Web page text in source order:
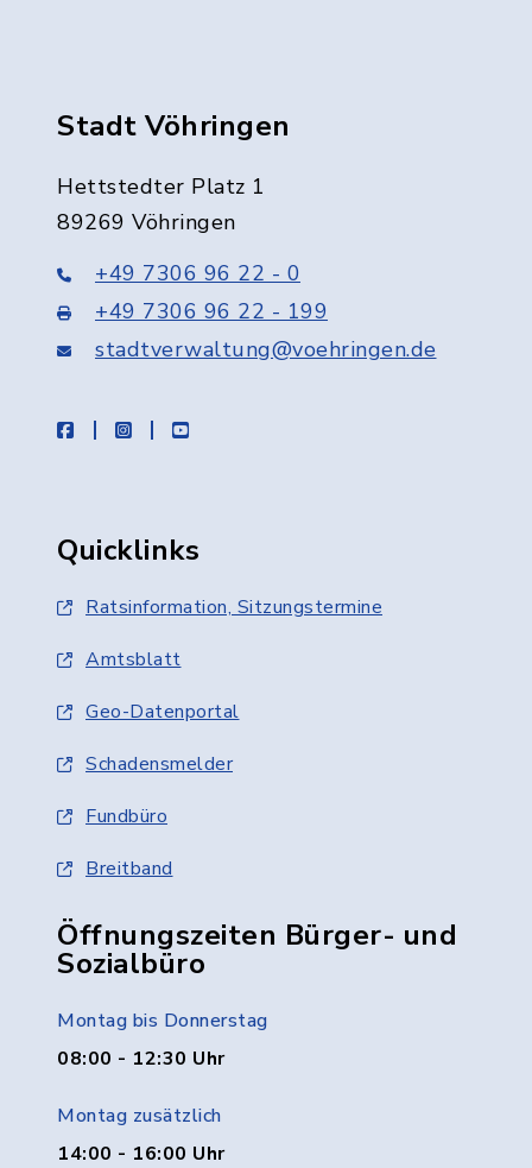
Stadt Vöhringen
Hettstedter Platz 1
89269 Vöhringen
+49 7306 96 22 - 0
+49 7306 96 22 - 199
stadtverwaltung@voehringen.de
facebookinstagramyoutube
Quicklinks
Ratsinformation, Sitzungstermine
Amtsblatt
Geo-Datenportal
Schadensmelder
Fundbüro
Breitband
Öffnungszeiten Bürger- und
Sozialbüro
Montag bis Donnerstag
08:00 - 12:30 Uhr
Montag zusätzlich
14:00 - 16:00 Uhr